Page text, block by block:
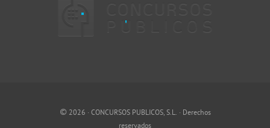
© 2026 · CONCURSOS PUBLICOS, S.L. · Derechos